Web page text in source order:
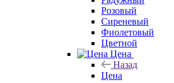
Розовый
Сиреневый
Фиолетовый
Цветной
Цена
Назад
Цена